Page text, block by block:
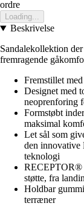
ordre
Loading...
Beskrivelse
Sandalekollektion
fremragende
Fremstillet
Designet med
neoprenforing
Formstøbt
maksimal
Let sål som
den
teknologi
RECEPTOR®
støtte, fra
Holdbar
terræner